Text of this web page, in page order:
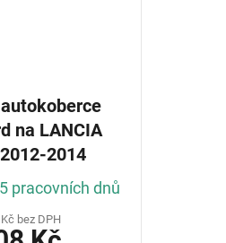
2014
pracovních dnů
bez DPH